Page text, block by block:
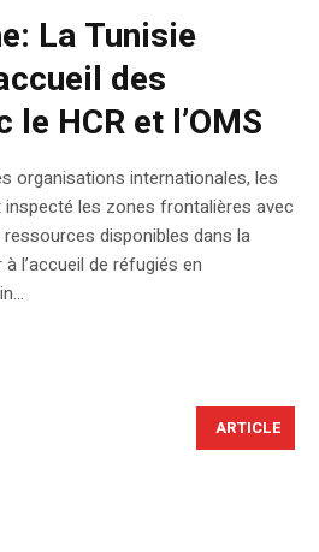
La Tunisie
des
HCR et l’OMS
organisations internationales, les
les zones frontalières avec
ressources disponibles dans la
l’accueil de réfugiés en
ARTICLE